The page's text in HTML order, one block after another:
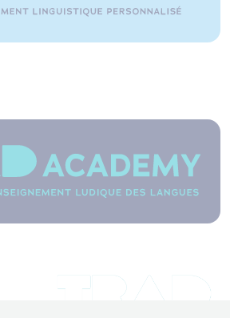
12-06-2026
12-06-2026
Comment obtenir un devis
TradanimEveil ?
Lire +
Media training politique